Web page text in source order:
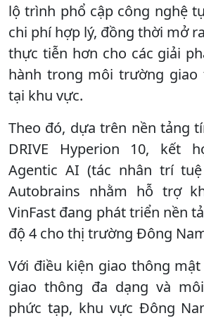
lộ trình phổ cập công nghệ
chi phí hợp lý, đồng thời mở
thực tiễn hơn cho các giải
hành trong môi trường giao
tại khu vực.
Theo đó, dựa trên nền tảng
DRIVE Hyperion 10, kết
Agentic AI (tác nhân trí
Autobrains nhằm hỗ trợ
VinFast đang phát triển nền
độ 4 cho thị trường Đông
Với điều kiện giao thông
giao thông đa dạng và
phức tạp, khu vực Đông